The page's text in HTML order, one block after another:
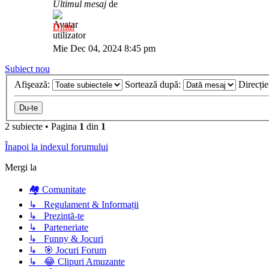
Ultimul mesaj de
Diliul
Mie Dec 04, 2024 8:45 pm
Subiect nou
Afişează:
Sortează după:
2 subiecte • Pagina 1 din 1
Înapoi la indexul forumului
Mergi la
🏘️ Comunitate
↳ Regulament & Informații
↳ Prezintă-te
↳ Parteneriate
↳ Funny & Jocuri
↳ 🎯 Jocuri Forum
↳ 😂 Clipuri Amuzante